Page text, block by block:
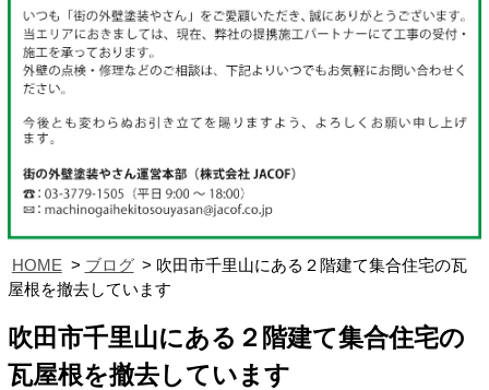
HOME ブログ
吹田市千里山にある２階建て集合住宅の瓦
屋根を撤去しています
吹田市千里山にある２階建て集合住宅の
瓦屋根を撤去しています